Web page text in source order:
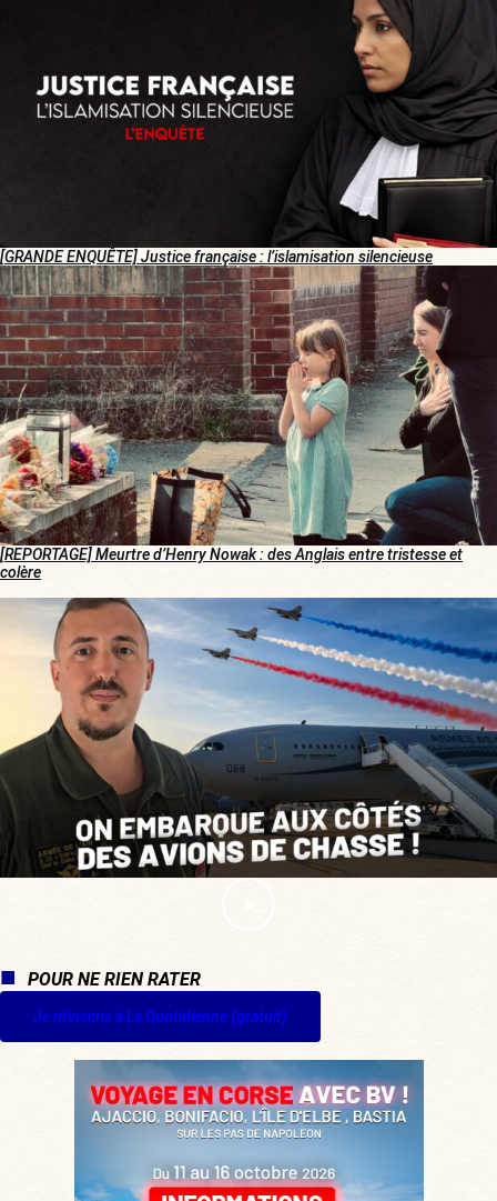
[GRANDE ENQUÊTE] Justice française : l’islamisation silencieuse
[REPORTAGE] Meurtre d’Henry Nowak : des Anglais entre tristesse et
colère
POUR NE RIEN RATER
Je m'inscris à La Quotidienne (gratuit)